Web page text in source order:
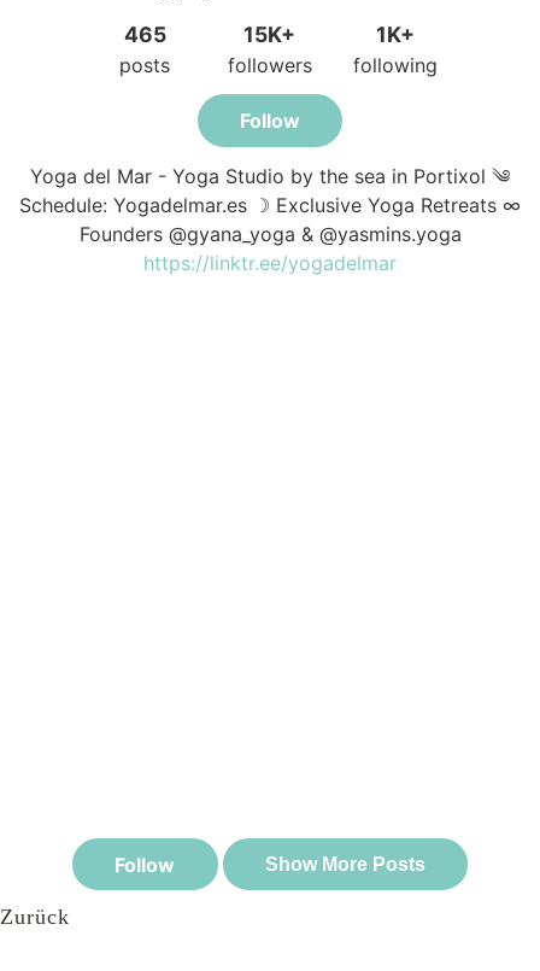
Zurück